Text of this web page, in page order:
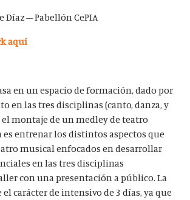
Díaz – Pabellón CePIA
aquí
en un espacio de formación, dado por
en las tres disciplinas(canto, danza, y
montaje de un medley de teatro
es entrenar losdistintos aspectos que
musical enfocados en desarrollar
enlas tres disciplinas
con una presentación a público. La
el carácterde intensivo de 3 días, ya que